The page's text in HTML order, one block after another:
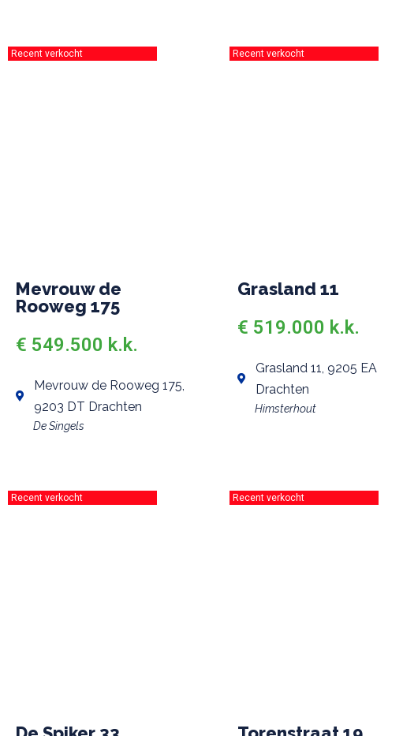
Recent verkocht
Mevrouw de
Rooweg 175
€ 549.500 k.k.
Mevrouw de Rooweg 175,
9203 DT Drachten
De Singels
Recent verkocht
Grasland 11
€ 519.000 k.k.
Grasland 11, 9205 EA
Drachten
Himsterhout
Recent verkocht Recent verkocht